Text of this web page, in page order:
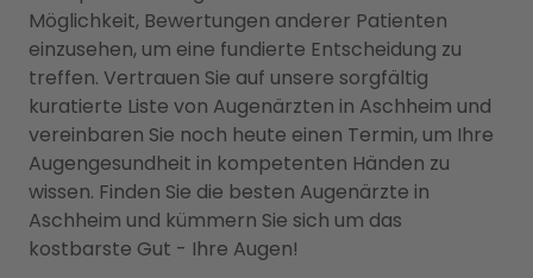
Möglichkeit, Bewertungen anderer Patienten
einzusehen, um eine fundierte Entscheidung zu
treffen. Vertrauen Sie auf unsere sorgfältig
kuratierte Liste von Augenärzten in Aschheim und
vereinbaren Sie noch heute einen Termin, um Ihre
Augengesundheit in kompetenten Händen zu
wissen. Finden Sie die besten Augenärzte in
Aschheim und kümmern Sie sich um das
kostbarste Gut - Ihre Augen!